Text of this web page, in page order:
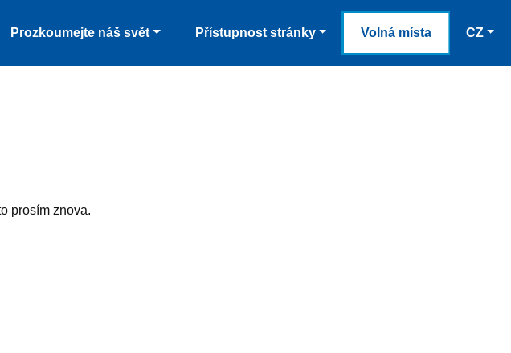
Prozkoumejte náš svět Přístupnost stránky Volná místa CZ
prosím znova.